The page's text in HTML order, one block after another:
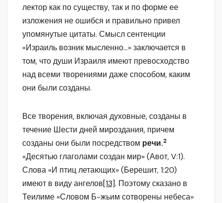
лектор как по существу, так и по форме ее
изложения не ошибся и правильно привел
упомянутые цитаты. Смысл сентенции
«Израиль возник мысленно…» заключается в
том, что души Израиля имеют превосходство
над всеми творениями даже способом, каким
они были созданы.
Все творения, включая духовные, созданы в
течение Шести дней мироздания, причем
созданы они были посредством речи.2
«Десятью глаголами создан мир» (Авот, V:1).
Слова «И птиц летающих» (Берешит, 1:20)
имеют в виду ангелов[13]. Поэтому сказано в
Теилиме «Словом Б-жьим сотворены небеса»